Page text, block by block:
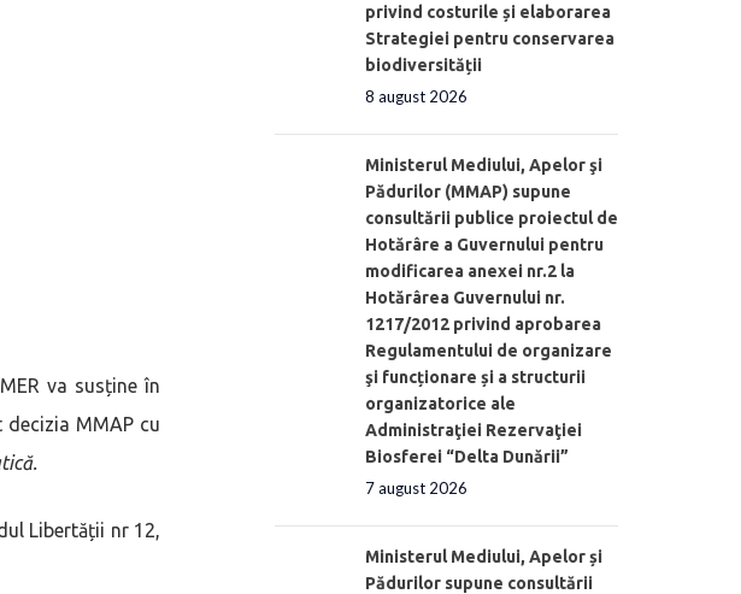
va susține în
decizia MMAP cu
Libertății nr 12,
privind costurile și elaborarea
Strategiei pentru conservarea
biodiversității
8 august 2026
Ministerul Mediului, Apelor şi
Pădurilor (MMAP) supune
consultării publice proiectul de
Hotărâre a Guvernului pentru
modificarea anexei nr.2 la
Hotărârea Guvernului nr.
1217/2012 privind aprobarea
Regulamentului de organizare
şi funcționare și a structurii
organizatorice ale
Administraţiei Rezervaţiei
Biosferei “Delta Dunării”
7 august 2026
Ministerul Mediului, Apelor și
Pădurilor supune consultării